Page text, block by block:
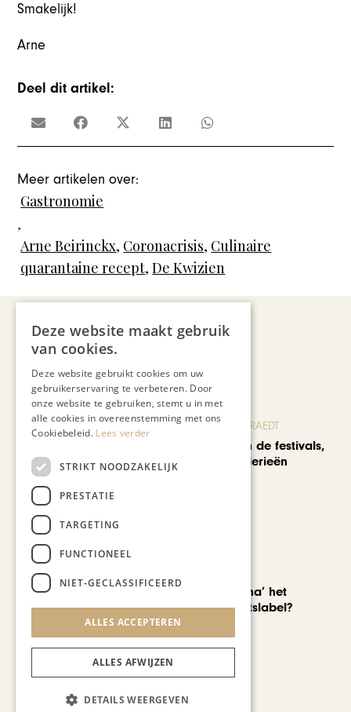
Smakelijk!
Arne
Deel dit artikel:
Meer artikelen over:
Gastronomie
,
Arne Beirinckx, Coronacrisis, Culinaire
quarantaine recept,De Kwizien
Recent nieuws
BLOG JO CORTENRAEDT
We verzuipen in de festivals,
feesten en braderieën
Is ‘Made in China’ het
nieuwe kwaliteitslabel?
Deze website maakt gebruik
van cookies.
Deze website gebruikt cookies om uw
gebruikerservaring te verbeteren. Door
onze website te gebruiken, stemt u in met
alle cookies in overeenstemming met ons
Cookiebeleid. Lees verder
STRIKT NOODZAKELIJK
PRESTATIE
TARGETING
FUNCTIONEEL
NIET-GECLASSIFICEERD
ALLES ACCEPTEREN
ALLES AFWIJZEN
DETAILS WEERGEVEN